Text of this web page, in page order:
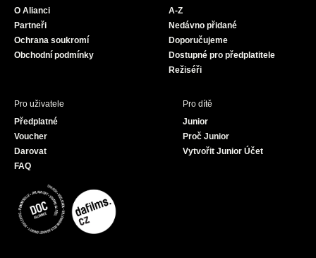
O Alianci
Partneři
Ochrana soukromí
Obchodní podmínky
A-Z
Nedávno přidané
Doporučujeme
Dostupné pro předplatitele
Režiséři
Pro uživatele
Předplatné
Voucher
Darovat
FAQ
Pro dítě
Junior
Proč Junior
Vytvořit Junior Účet